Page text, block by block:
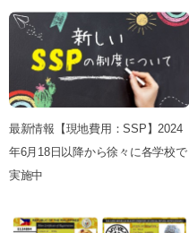
最新情報【現地費用：SSP】2024
年6月18日以降から徐々に各学校で
実施中